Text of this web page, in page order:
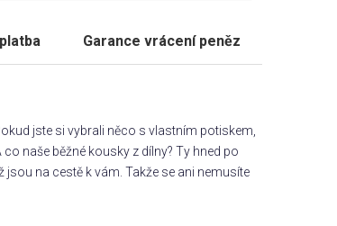
Garance vrácení peněz
jste si vybrali něco s vlastním potiskem,
naše běžné kousky z dílny? Ty hned po
na cestě k vám. Takže se ani nemusíte